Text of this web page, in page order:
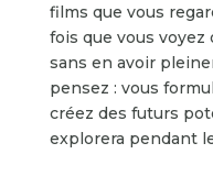
films que vous
fois que vous voyez
sans en avoir
pensez : vous
créez des futurs
explorera pendant